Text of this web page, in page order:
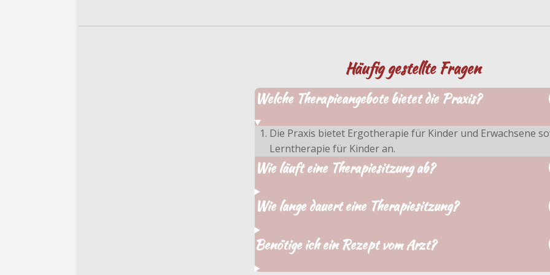
Häufig gestellte Fragen
Welche Therapieangebote bietet die Praxis?
Die Praxis bietet Ergotherapie für Kinder und Erwachsene
Lerntherapie für Kinder an.
Wie läuft eine Therapiesitzung ab?
Wie lange dauert eine Therapiesitzung?
Benötige ich ein Rezept vom Arzt?